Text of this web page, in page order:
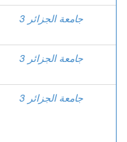
جامعة الجزائر 3
جامعة الجزائر 3
جامعة الجزائر 3